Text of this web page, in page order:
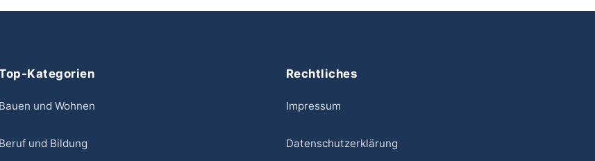
Kategorien
Bauen und Wohnen
Beruf und Bildung
Rechtliches
Impressum
Datenschutzerklärung